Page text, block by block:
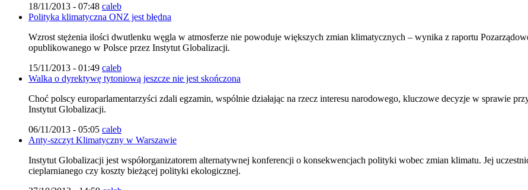
18/11/2013 - 07:48 caleb
Polityka klimatyczna ONZ jest błędna
Wzrost stężenia ilości dwutlenku węgla w atmosferze nie powoduje większych zmian klimatycznych – wynika z raportu
opublikowanego w Polsce przez Instytut Globalizacji.
15/11/2013 - 01:49 caleb
Walka o dyrektywę tytoniową jeszcze nie jest skończona
Choć polscy europarlamentarzyści zdali egzamin, wspólnie działając na rzecz interesu narodowego, kluczowe decyzje w sprawie
Instytut Globalizacji.
06/11/2013 - 05:05 caleb
Anty-szczyt Klimatyczny w Warszawie
Instytut Globalizacji jest współorganizatorem alternatywnej konferencji o konsekwencjach polityki wobec zmian klimatu. Jej
cieplarnianego czy koszty bieżącej polityki ekologicznej.